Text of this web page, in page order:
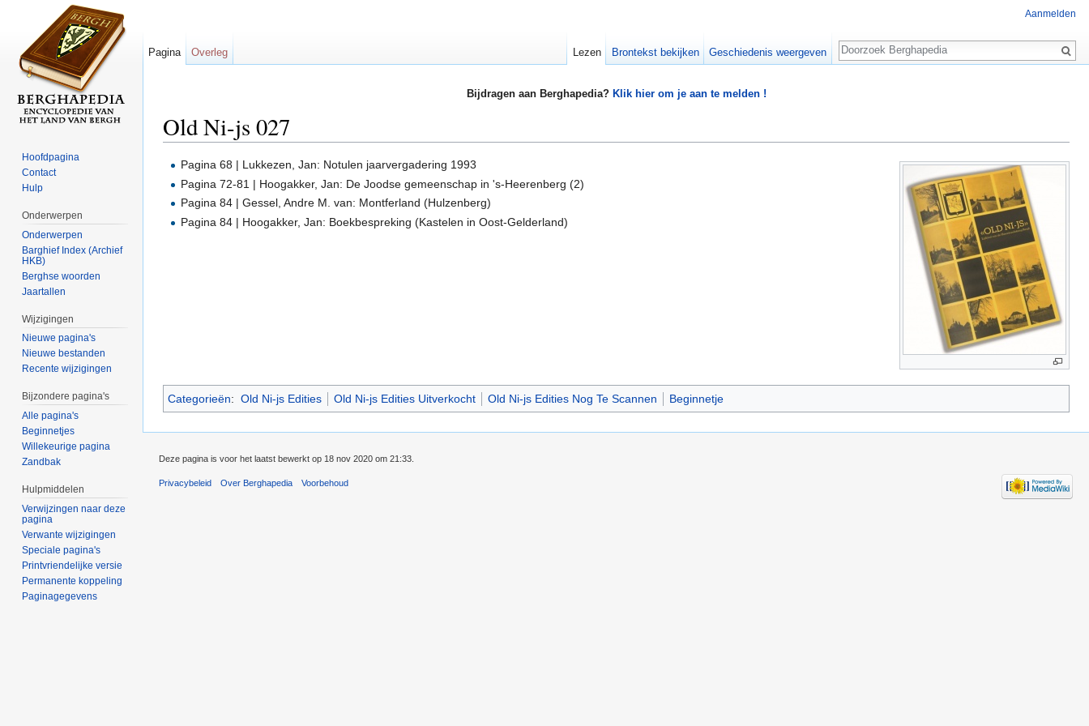
Bijdragen aan Berghapedia? Klik hier om je aan te melden !
Old Ni-js 027
Pagina 68 | Lukkezen, Jan: Notulen jaarvergadering 1993
Pagina 72-81 | Hoogakker, Jan: De Joodse gemeenschap in 's-Heerenberg (2)
Pagina 84 | Gessel, Andre M. van: Montferland (Hulzenberg)
Pagina 84 | Hoogakker, Jan: Boekbespreking (Kastelen in Oost-Gelderland)
Categorieën: Old Ni-js Edities Old Ni-js Edities Uitverkocht Old Ni-js Edities Nog Te Scannen Beginnetje
Aanmelden
Pagina Overleg Lezen Brontekst bekijken Geschiedenis weergeven
Zoeken
Hoofdpagina
Contact
Hulp
Onderwerpen
Onderwerpen
Barghief Index (Archief
HKB)
Berghse woorden
Jaartallen
Wijzigingen
Nieuwe pagina's
Nieuwe bestanden
Recente wijzigingen
Bijzondere pagina's
Alle pagina's
Beginnetjes
Willekeurige pagina
Zandbak
Hulpmiddelen
Verwijzingen naar deze
pagina
Verwante wijzigingen
Speciale pagina's
Printvriendelijke versie
Permanente koppeling
Paginagegevens
Deze pagina is voor het laatst bewerkt op 18 nov 2020 om 21:33.
Privacybeleid Over Berghapedia Voorbehoud